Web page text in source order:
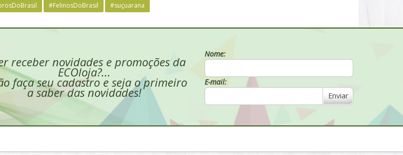
#FelinosDoBrasil #suçuarana
receber novidades e promoções da
ECOloja?...
faça seu cadastro e seja o primeiro
a saber das novidades!
Nome:
E-mail:
Enviar